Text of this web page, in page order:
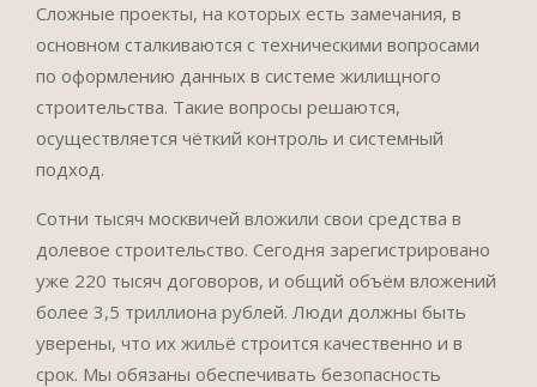
Сложные проекты, на которых есть замечания, в
основном сталкиваются с техническими вопросами
по оформлению данных в системе жилищного
строительства. Такие вопросы решаются,
осуществляется чёткий контроль и системный
подход.
Сотни тысяч москвичей вложили свои средства в
долевое строительство. Сегодня зарегистрировано
уже 220 тысяч договоров, и общий объём вложений
более 3,5 триллиона рублей. Люди должны быть
уверены, что их жильё строится качественно и в
срок. Мы обязаны обеспечивать безопасность